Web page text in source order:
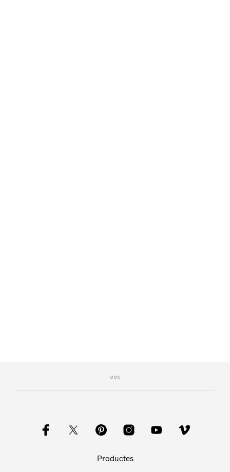
Productes